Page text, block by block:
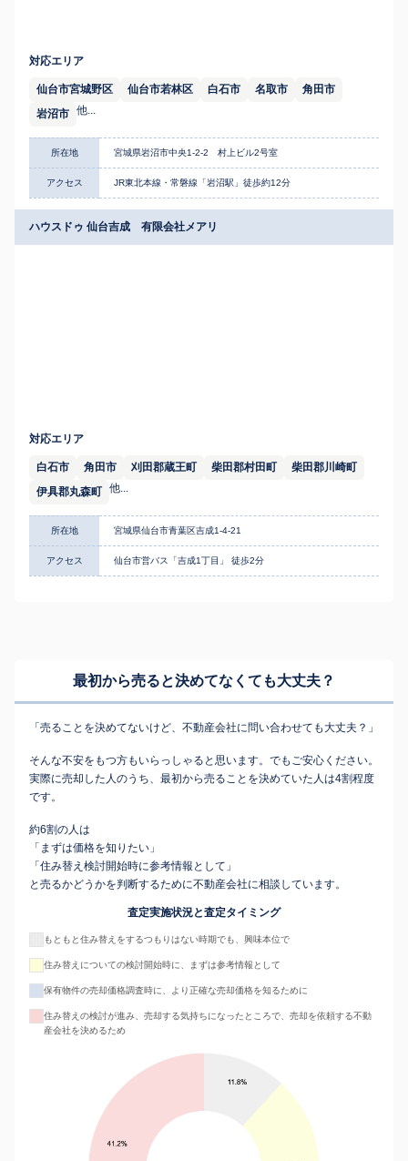
対応エリア
仙台市宮城野区 仙台市若林区 白石市 名取市
角田市
岩沼市 他...
所在地 宮城県岩沼市中央1-2-2 村上ビル2号室
アクセス JR東北本線・常磐線「岩沼駅」徒歩約12分
ハウスドゥ 仙台吉成 有限会社メアリ
対応エリア
白石市 角田市 刈田郡蔵王町 柴田郡村田町
柴田郡川崎町
伊具郡丸森町 他...
所在地 宮城県仙台市青葉区吉成1-4-21
アクセス 仙台市営バス「吉成1丁目」 徒歩2分
最初から売ると決めてなくても大丈夫？
「売ることを決めてないけど、不動産会社に問い合わせても大丈夫？」
そんな不安をもつ方もいらっしゃると思います。でもご安心ください。
実際に売却した人のうち、最初から売ることを決めていた人は4割程度
です。
約6割の人は
「まずは価格を知りたい」
「住み替え検討開始時に参考情報として」
と売るかどうかを判断するために不動産会社に相談しています。
査定実施状況と査定タイミング
もともと住み替えをするつもりはない時期でも、興味本位で
住み替えについての検討開始時に、まずは参考情報として
保有物件の売却価格調査時に、より正確な売却価格を知るために
住み替えの検討が進み、売却する気持ちになったところで、売却を依頼する不動
産会社を決めるため